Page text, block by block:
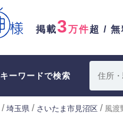
掲載3万件超 / 無
キーワードで検索
/ 埼玉県 / さいたま市見沼区 / 風渡